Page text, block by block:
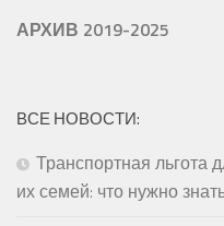
АРХИВ 2019-2025
ВСЕ НОВОСТИ:
Транспортная льгота
их семей: что нужно